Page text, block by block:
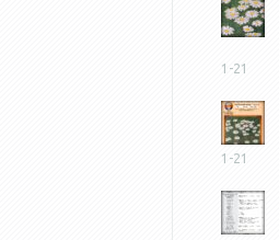
1-21
1-21